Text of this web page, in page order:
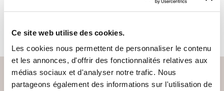
Ce site web utilise des cookies.
Les cookies nous permettent de personnaliser le contenu
et les annonces, d'offrir des fonctionnalités relatives aux
médias sociaux et d'analyser notre trafic. Nous
partageons également des informations sur l'utilisation de
pour le moment.